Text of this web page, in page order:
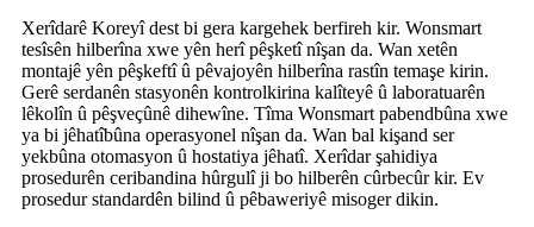
Xerîdarê Koreyî dest bi gera kargehek berfireh kir. Wonsmart
tesîsên hilberîna xwe yên herî pêşketî nîşan da. Wan xetên
montajê yên pêşkeftî û pêvajoyên hilberîna rastîn temaşe kirin.
Gerê serdanên stasyonên kontrolkirina kalîteyê û laboratuarên
lêkolîn û pêşveçûnê dihewîne. Tîma Wonsmart pabendbûna xwe
ya bi jêhatîbûna operasyonel nîşan da. Wan bal kişand ser
yekbûna otomasyon û hostatiya jêhatî. Xerîdar şahidiya
prosedurên ceribandina hûrgulî ji bo hilberên cûrbecûr kir. Ev
prosedur standardên bilind û pêbaweriyê misoger dikin.